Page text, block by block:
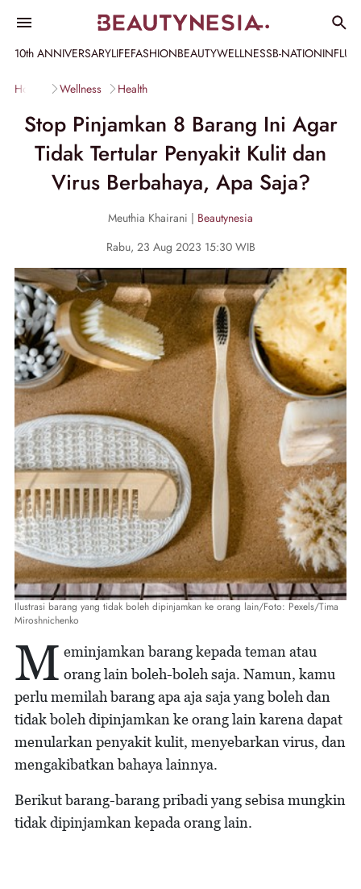
10th ANNIVERSARYLIFEFASHIONBEAUTYWELLNESSB-NATION
Home Wellness Health
Stop Pinjamkan 8 Barang Ini Agar
Tidak Tertular Penyakit Kulit dan
Virus Berbahaya, Apa Saja?
Meuthia Khairani | Beautynesia
Rabu, 23 Aug 2023 15:30 WIB
Ilustrasi barang yang tidak boleh dipinjamkan ke orang lain/Foto: Pexels/Tima
Miroshnichenko
M eminjamkan barang kepada teman atau
orang lain boleh-boleh saja. Namun, kamu
perlu memilah barang apa aja saja yang boleh dan
tidak boleh dipinjamkan ke orang lain karena dapat
menularkan penyakit kulit, menyebarkan virus, dan
mengakibatkan bahaya lainnya.
Berikut barang-barang pribadi yang sebisa mungkin
tidak dipinjamkan kepada orang lain.